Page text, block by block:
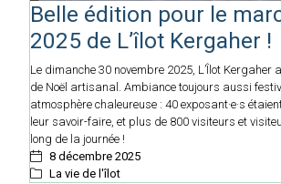
Belle édition pour le
2025 de L’îlot Kergaher !
Le dimanche 30 novembre 2025, L’Îlot
de Noël artisanal. Ambiance toujours aussi
atmosphère chaleureuse : 40 exposant·e·s
leur savoir-faire, et plus de 800 visiteurs et
long de la journée !
8 décembre 2025
La vie de l'îlot